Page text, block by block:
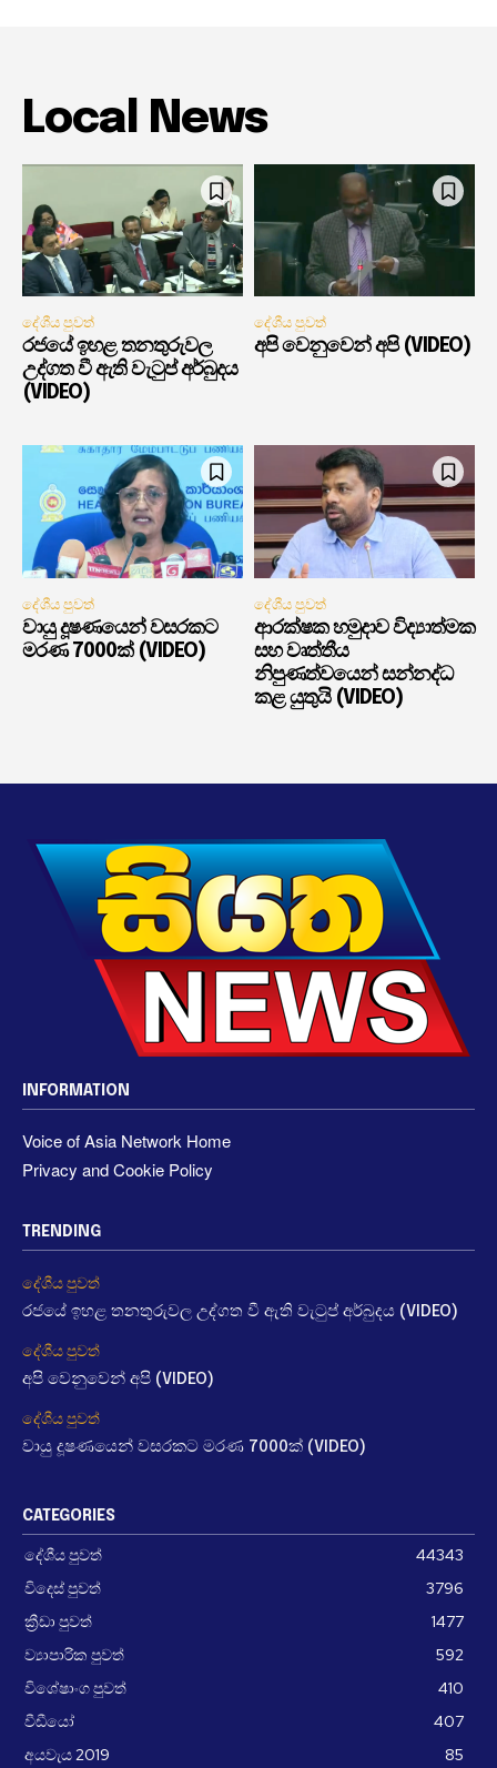
Local News
දේශීය පුවත්
රජයේ ඉහළ තනතුරුවල
උද්ගත වී ඇති වැටුප් අර්බුදය
(VIDEO)
දේශීය පුවත්
අපි වෙනුවෙන් අපි (VIDEO)
දේශීය පුවත්
වායු දූෂණයෙන් වසරකට
මරණ 7000ක් (VIDEO)
දේශීය පුවත්
ආරක්ෂක හමුදාව විද්‍යාත්මක
සහ වෘත්තීය
නිපුණත්වයෙන් සන්නද්ධ
කළ යුතුයි (VIDEO)
INFORMATION
Voice of Asia Network Home
Privacy and Cookie Policy
TRENDING
දේශීය පුවත්
රජයේ ඉහළ තනතුරුවල උද්ගත වී ඇති වැටුප් අර්බුදය (VIDEO)
දේශීය පුවත්
අපි වෙනුවෙන් අපි (VIDEO)
දේශීය පුවත්
වායු දූෂණයෙන් වසරකට මරණ 7000ක් (VIDEO)
CATEGORIES
දේශීය පුවත්
44343
විදෙස් පුවත්
3796
ක්‍රීඩා පුවත්
1477
ව්‍යාපාරික පුවත්
592
විශේෂාංග පුවත්
410
වීඩීයෝ
407
අයවැය 2019
85